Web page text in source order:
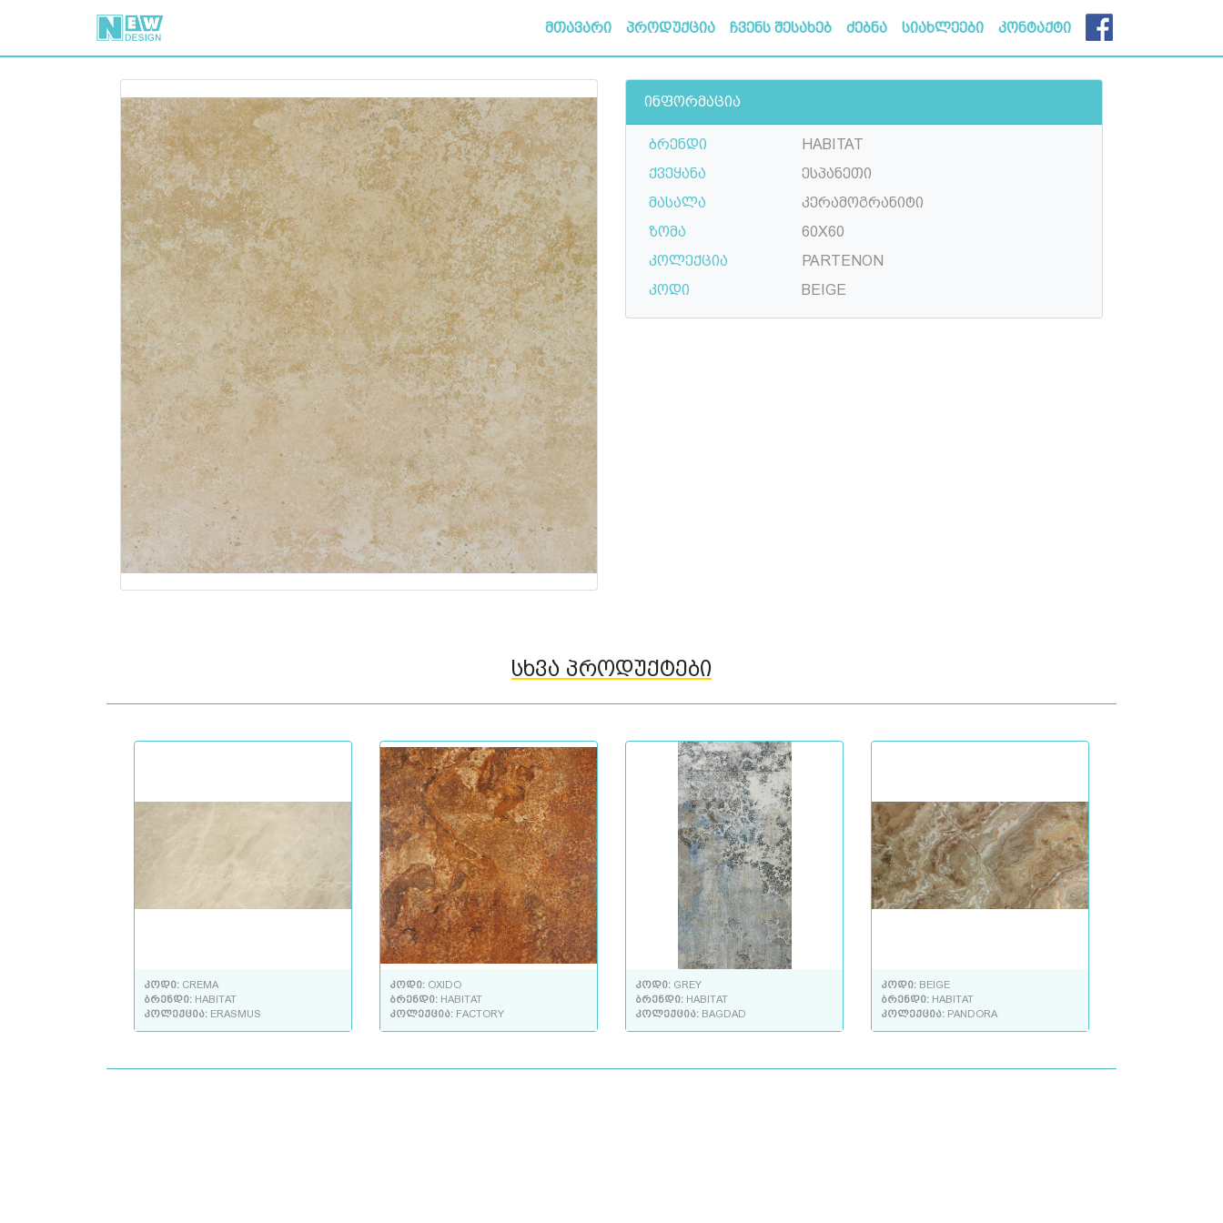
მთავარი პროდუქცია ჩვენს შესახებ ძებნა სიახლეები კონტაქტი
ინფორმაცია
ბრენდი
HABITAT
ქვეყანა
ესპანეთი
მასალა
კერამოგრანიტი
ზომა
60X60
კოლექცია
PARTENON
კოდი
BEIGE
სხვა პროდუქტები
კოდი: CREMA
ბრენდი: HABITAT
კოლექცია: ERASMUS
კოდი: OXIDO
ბრენდი: HABITAT
კოლექცია: FACTORY
კოდი: GREY
ბრენდი: HABITAT
კოლექცია: BAGDAD
კოდი: BEIGE
ბრენდი: HABITAT
კოლექცია: PANDORA